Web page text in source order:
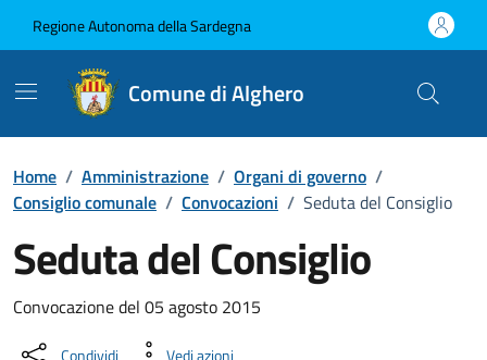
Regione Autonoma della Sardegna
Comune di Alghero
Home / Amministrazione / Organi di governo /
Consiglio comunale / Convocazioni / Seduta del Consiglio
Seduta del Consiglio
???portal.DettaglioConvocazione???
Convocazione del 05 agosto 2015
Condividi Vedi azioni